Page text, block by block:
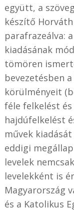
együtt, a
készítő
parafrazeálva:
kiadásának
tömören
bevezetésben
körülményeit
féle felkelést és
hajdúfelkelést
művek
eddigi
levelek
levelekként is
Magyarország
és a Katolikus